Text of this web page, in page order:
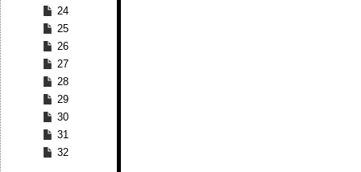
24
25
26
27
28
29
30
31
32